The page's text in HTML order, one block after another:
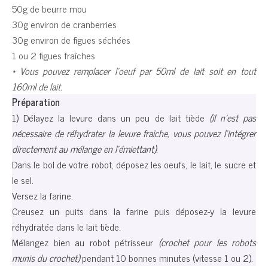
50g de beurre mou
30g environ de cranberries
30g environ de figues séchées
1 ou 2 figues fraîches
* Vous pouvez remplacer l’oeuf par 50ml de lait soit en tout
160ml de lait.
Préparation
1) Délayez la levure dans un peu de lait tiède (il n’est pas
nécessaire de réhydrater la levure fraîche, vous pouvez l’intégrer
directement au mélange en l’émiettant).
Dans le bol de votre robot, déposez les oeufs, le lait, le sucre et
le sel.
Versez la farine.
Creusez un puits dans la farine puis déposez-y la levure
réhydratée dans le lait tiède.
Mélangez bien au robot pétrisseur (crochet pour les robots
munis du crochet)pendant 10 bonnes minutes (vitesse 1 ou 2).